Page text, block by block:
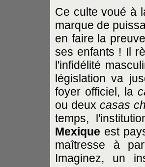
Ce culte voué à
marque de
en faire la
ses enfants ! Il
l'infidélité
législation va
foyer officiel, la
ou deuxcasas
temps,
Mexique est
maîtresse à
Imaginez, un